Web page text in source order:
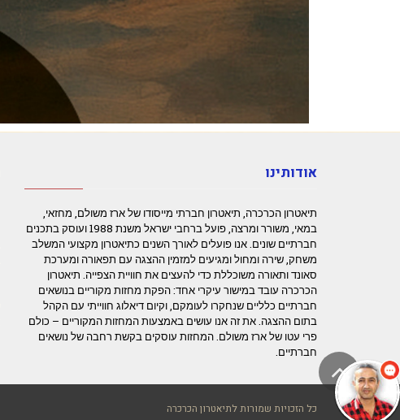
אודותינו
תיאטרון הכרכרה, תיאטרון חברתי מייסודו של ארז משולם, מחזאי,
במאי, משורר ומרצה, פועל ברחבי ישראל משנת 1988 ועוסק בתכנים
חברתיים שונים. אנו פועלים לאורך השנים כתיאטרון מקצועי המשלב
משחק, שירה ומחול ומגיעים למזמין ההצגה עם תפאורה ומערכת
סאונד ותאורה משוכללת כדי להעצים את חוויית הצפייה. תיאטרון
הכרכרה עובד במישור עיקרי אחד: הפקת מחזות מקוריים בנושאים
חברתיים כלליים שנחקרו לעומקם, וקיום דיאלוג חווייתי עם הקהל
בתום ההצגה. את זה אנו עושים באמצעות המחזות המקוריים – כולם
פרי עטו של ארז משולם. המחזות עוסקים בקשת רחבה של נושאים
חברתיים.
כל הזכויות שמורות לתיאטרון הכרכרה
גלילה
לראש